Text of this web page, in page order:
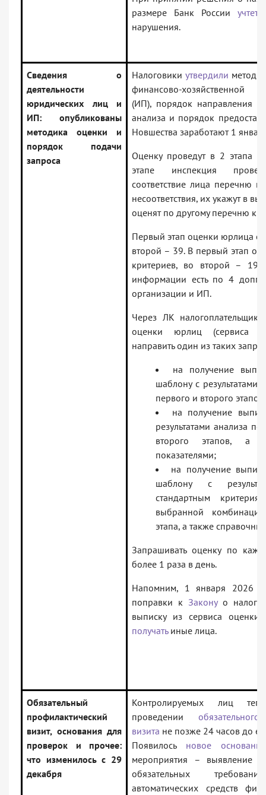
размере Банк России учтет
нарушения.
Сведения о
деятельности
юридических лиц и
ИП: опубликованы
методика оценки и
порядок подачи
запроса
Налоговики утвердили
финансово-хозяйственной
(ИП), порядок направления
анализа и порядок
Новшества заработают 1
Оценку проведут в 2 этапа
этапе инспекция
соответствие лица перечню
несоответствия, их укажут в
оценят по другому перечню
Первый этап оценки юрлица
второй – 39. В первый этап
критериев, во второй – 19.
информации есть по 4
организации и ИП.
Через ЛК
оценки юрлиц (сервиса
направить один из таких
на получение
шаблону с результатами
первого и второго этапов;
на получение
результатами анализа
второго этапов, а
показателями;
на получение
шаблону с
стандартным
выбранной
этапа, а также
Запрашивать оценку по
более 1 раза в день.
Напомним, 1 января 2026
поправки к Законуо
выписку из сервиса
получатьиные лица.
Обязательный
профилактический
визит, основания для
проверок и прочее:
что изменилось с 29
декабря
Контролируемых лиц
проведении
визита не позже 24 часов до
Появилось новое основание
мероприятия – выявление
обязательных
автоматических средств